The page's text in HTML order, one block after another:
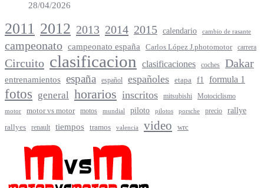
28/04/2026
2011 2012 2013 2014 2015 calendario cambio de rasante
campeonato campeonato españa Carlos López J.photomotor carrera
Circuito clasificacion clasificaciones coches Dakar
entrenamientos españa español españoles etapa f1 formula 1
fotos general horarios inscritos mitsubishi Motociclismo
motor motor vs motor motos mundial piloto pilotos porsche precio rallye
rallyes renault tiempos tramos valencia video wrc